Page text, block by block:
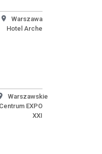
Warszawa
Hotel Arche
Warszawskie
Centrum EXPO
XXI